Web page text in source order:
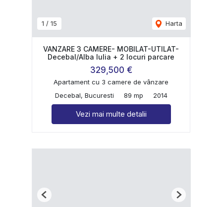
1 / 15 Harta
VANZARE 3 CAMERE- MOBILAT-UTILAT-
Decebal/Alba Iulia + 2 locuri parcare
329,500 €
Apartament cu 3 camere de vânzare
Decebal, Bucuresti
89 mp 2014
Vezi mai multe detalii
Previous Next